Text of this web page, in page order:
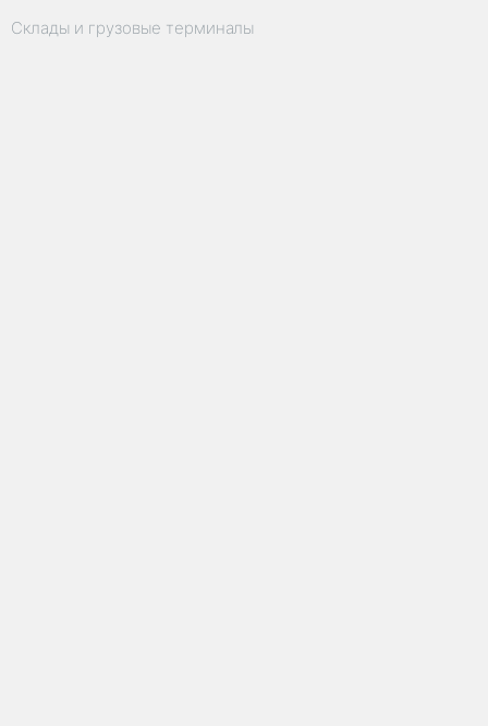
Склады и грузовые терминалы